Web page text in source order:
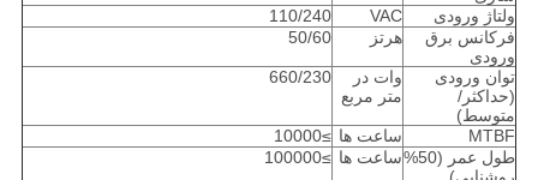
ولتاژ ورودی VAC
110/240
فرکانس برق
ورودی
هرتز 50/60
توان ورودی
(حداکثر/
متوسط)
وات در
متر مربع
660/230
MTBF ساعت ها ≥10000
طول عمر (50%ساعت ها ≥100000